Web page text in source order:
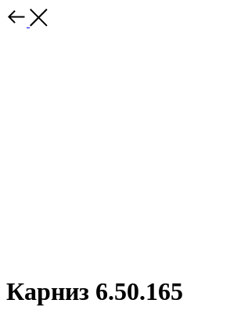
Карниз 6.50.165